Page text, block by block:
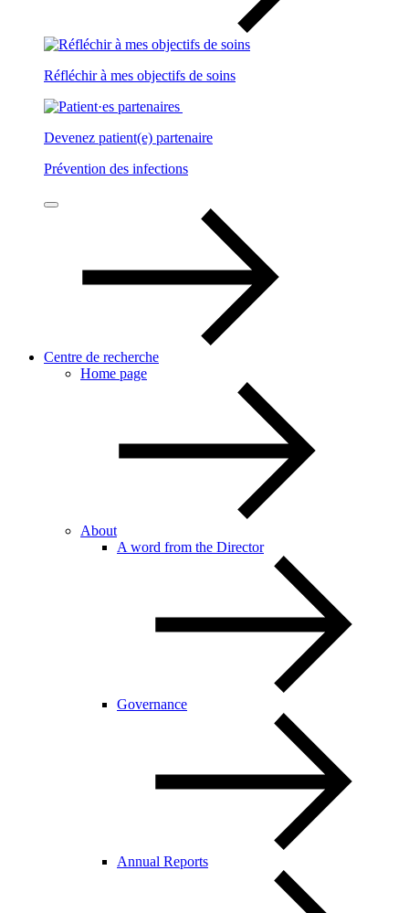
Réfléchir à mes objectifs de soins
Devenez patient(e) partenaire
Prévention des infections
Centre de recherche
Home page
About
A word from the Director
Governance
Annual Reports